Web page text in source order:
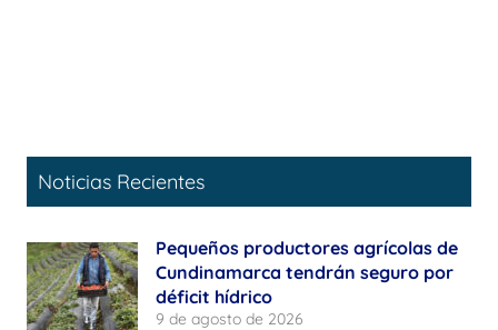
Noticias Recientes
Pequeños productores agrícolas de
Cundinamarca tendrán seguro por
déficit hídrico
9 de agosto de 2026